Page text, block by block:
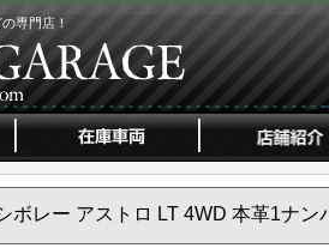
専門店！
ボレー アストロ LT 4WD 本革1ナ